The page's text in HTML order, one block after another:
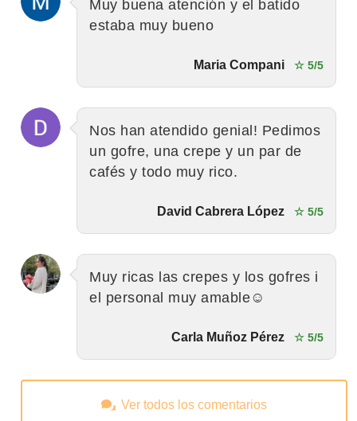
Muy buena atención y el batido
estaba muy bueno
Maria Compani ☆ 5/5
Nos han atendido genial! Pedimos
un gofre, una crepe y un par de
cafés y todo muy rico.
David Cabrera López ☆ 5/5
Muy ricas las crepes y los gofres i
el personal muy amable☺️
Carla Muñoz Pérez ☆ 5/5
Ver todos los comentarios